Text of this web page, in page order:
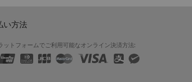
い方法
ットフォームでご利用可能なオンライン決済方法: